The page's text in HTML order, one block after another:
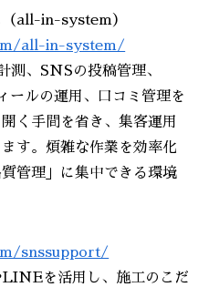
（all-in-system）
all-in-system/
測、SNSの投稿管理、
ールの運用、口コミ管理を
く手間を省き、集客運用
す。煩雑な作業を効率化
管理」に集中できる環境
snssupport/
を活用し、施工のこだ